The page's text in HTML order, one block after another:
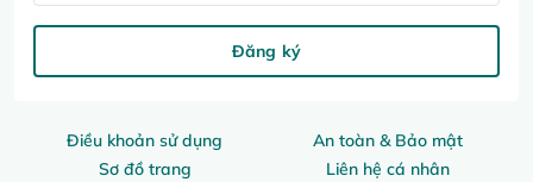
Điều khoản sử dụng
An toàn & Bảo mật
Sơ đồ trang
Liên hệ cá nhân
Đăng ký